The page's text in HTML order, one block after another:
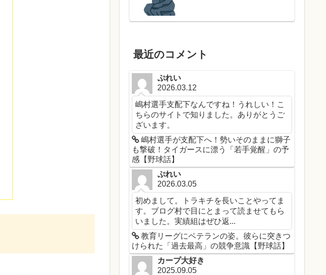
最近のコメント
ぷれい
2026.03.12
嶋村選手支配下なんですね！うれしい！こ
ちらのサイトで知りました。ありがとうご
ざいます。
嶋村選手が支配下へ！勢いそのままに獅子
も撃破！タイガースに漂う「若手覚醒」の予
感【野球話】
ぷれい
2026.03.05
初めまして。トラキチを長いことやってま
す。ブログ村で目にとまって読ませてもら
いました。実績組はぜひ返...
教育リーグにベテランの姿。彼らに突きつ
けられた「過去最高」の競争意識【野球話】
カープ大好き
2025.09.05